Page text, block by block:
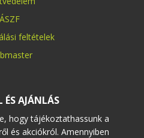
ÁSZF
feltételek
ÉS AJÁNLÁS
hogy tájékoztathassunk a
és akciókról. Amennyiben